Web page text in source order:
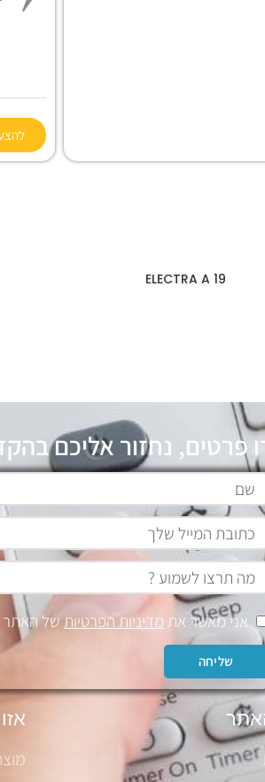
ELECTRA A 19
פרטים, נחזור אליכם
אני מאשר את מדיניות הפרטיותשל האתר
שליחה